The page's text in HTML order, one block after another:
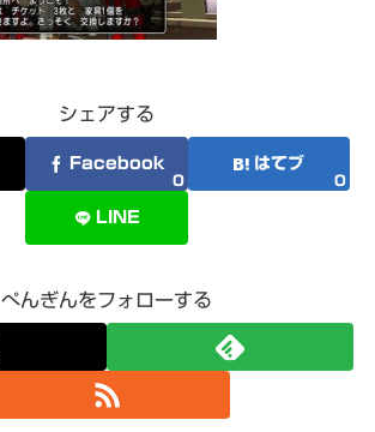
シェアする
Facebook
0
はてブ
0
LINE
ぺんぎんをフォローする